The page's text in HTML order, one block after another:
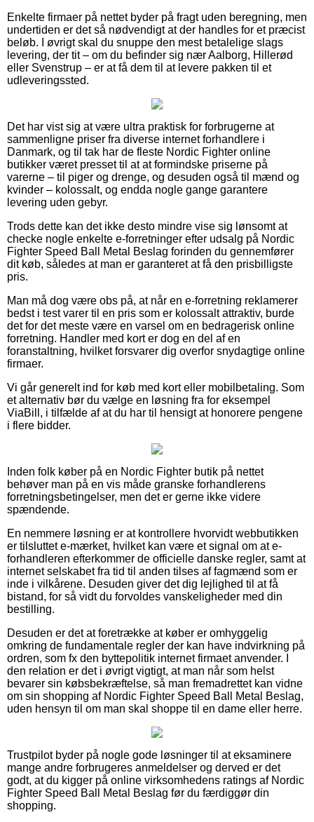
Enkelte firmaer på nettet byder på fragt uden beregning, men
undertiden er det så nødvendigt at der handles for et præcist
beløb. I øvrigt skal du snuppe den mest betalelige slags
levering, der tit – om du befinder sig nær Aalborg, Hillerød
eller Svenstrup – er at få dem til at levere pakken til et
udleveringssted.
Det har vist sig at være ultra praktisk for forbrugerne at
sammenligne priser fra diverse internet forhandlere i
Danmark, og til tak har de fleste Nordic Fighter online
butikker været presset til at at formindske priserne på
varerne – til piger og drenge, og desuden også til mænd og
kvinder – kolossalt, og endda nogle gange garantere
levering uden gebyr.
Trods dette kan det ikke desto mindre vise sig lønsomt at
checke nogle enkelte e-forretninger efter udsalg på Nordic
Fighter Speed Ball Metal Beslag forinden du gennemfører
dit køb, således at man er garanteret at få den prisbilligste
pris.
Man må dog være obs på, at når en e-forretning reklamerer
bedst i test varer til en pris som er kolossalt attraktiv, burde
det for det meste være en varsel om en bedragerisk online
forretning. Handler med kort er dog en del af en
foranstaltning, hvilket forsvarer dig overfor snydagtige online
firmaer.
Vi går generelt ind for køb med kort eller mobilbetaling. Som
et alternativ bør du vælge en løsning fra for eksempel
ViaBill, i tilfælde af at du har til hensigt at honorere pengene
i flere bidder.
Inden folk køber på en Nordic Fighter butik på nettet
behøver man på en vis måde granske forhandlerens
forretningsbetingelser, men det er gerne ikke videre
spændende.
En nemmere løsning er at kontrollere hvorvidt webbutikken
er tilsluttet e-mærket, hvilket kan være et signal om at e-
forhandleren efterkommer de officielle danske regler, samt at
internet selskabet fra tid til anden tilses af fagmænd som er
inde i vilkårene. Desuden giver det dig lejlighed til at få
bistand, for så vidt du forvoldes vanskeligheder med din
bestilling.
Desuden er det at foretrække at køber er omhyggelig
omkring de fundamentale regler der kan have indvirkning på
ordren, som fx den byttepolitik internet firmaet anvender. I
den relation er det i øvrigt vigtigt, at man når som helst
bevarer sin købsbekræftelse, så man fremadrettet kan vidne
om sin shopping af Nordic Fighter Speed Ball Metal Beslag,
uden hensyn til om man skal shoppe til en dame eller herre.
Trustpilot byder på nogle gode løsninger til at eksaminere
mange andre forbrugeres anmeldelser og derved er det
godt, at du kigger på online virksomhedens ratings af Nordic
Fighter Speed Ball Metal Beslag før du færdiggør din
shopping.